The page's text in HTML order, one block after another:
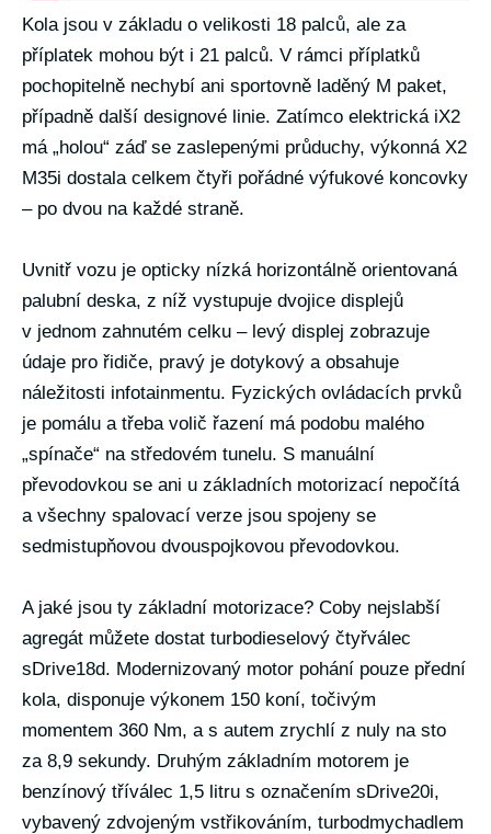
Kola jsou v základu o velikosti 18 palců, ale za
příplatek mohou být i 21 palců. V rámci příplatků
pochopitelně nechybí ani sportovně laděný M paket,
případně další designové linie. Zatímco elektrická iX2
má „holou“ záď se zaslepenými průduchy, výkonná X2
M35i dostala celkem čtyři pořádné výfukové koncovky
– po dvou na každé straně.
Uvnitř vozu je opticky nízká horizontálně orientovaná
palubní deska, z níž vystupuje dvojice displejů
v jednom zahnutém celku – levý displej zobrazuje
údaje pro řidiče, pravý je dotykový a obsahuje
náležitosti infotainmentu. Fyzických ovládacích prvků
je pomálu a třeba volič řazení má podobu malého
„spínače“ na středovém tunelu. S manuální
převodovkou se ani u základních motorizací nepočítá
a všechny spalovací verze jsou spojeny se
sedmistupňovou dvouspojkovou převodovkou.
A jaké jsou ty základní motorizace? Coby nejslabší
agregát můžete dostat turbodieselový čtyřválec
sDrive18d. Modernizovaný motor pohání pouze přední
kola, disponuje výkonem 150 koní, točivým
momentem 360 Nm, a s autem zrychlí z nuly na sto
za 8,9 sekundy. Druhým základním motorem je
benzínový tříválec 1,5 litru s označením sDrive20i,
vybavený zdvojeným vstřikováním, turbodmychadlem